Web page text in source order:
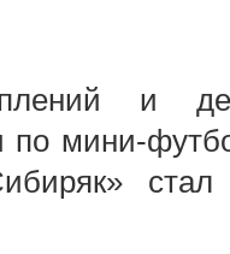
и
по мини-